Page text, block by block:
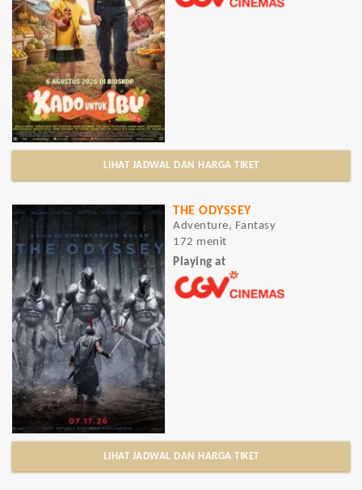
LIHAT JADWAL DAN HARGA TIKET
THE ODYSSEY
Adventure, Fantasy
172 menit
Playing at
LIHAT JADWAL DAN HARGA TIKET